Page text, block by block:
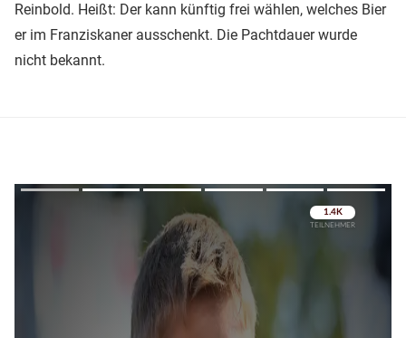
Reinbold. Heißt: Der kann künftig frei wählen, welches Bier
er im Franziskaner ausschenkt. Die Pachtdauer wurde
nicht bekannt.